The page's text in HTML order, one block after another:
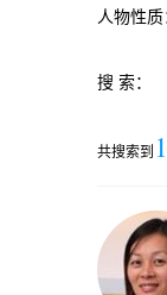
人物性质
搜 索：
共搜索到 1